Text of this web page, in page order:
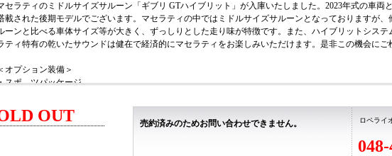
セラティのミドルサイズサルーン「ギブリ GTハイブリット」が入庫いたしました。2023年式の車両
載された後期モデルでございます。マセラティの中ではミドルサイズサルーンとなっておりますが
ーンと比べる車体サイズ等が大きく、ずっしりとした走り味が特徴です。また、ハイブリットシス
ティ特有の乾いたサウンドは健在で経済的にマセラティをお楽しみいただけます。是非この機会にご
オプション装備＞
スポ―ツパッケージ
-スカイフックサスペンション
ッドキャリパー
OUT 売約済みのためお問い合わせできません。 ロペライ